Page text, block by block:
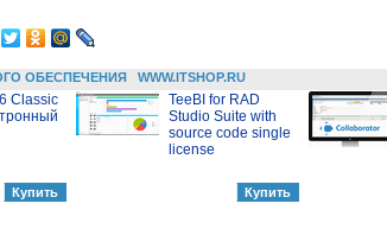
ОБЕСПЕЧЕНИЯ WWW.ITSHOP.RU
Classic
TeeBI for RAD
Studio Suite with
source code single
license